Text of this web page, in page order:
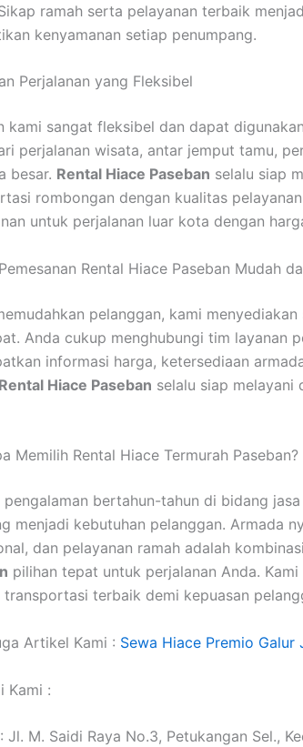
ramah serta pelayanan terbaik
kenyamanan setiap penumpang.
Perjalanan yang Fleksibel
kami sangat fleksibel dan dapat
perjalanan wisata, antar jemput tamu,
besar. Rental Hiace Paseban selalu siap
rombongan dengan kualitas
untuk perjalanan luar kota dengan
Rental Hiace Paseban Mudah
pelanggan, kami
Anda cukup menghubungi tim layanan
informasi harga, ketersediaan
Rental Hiace Paseban selalu siap melayani
Memilih Rental Hiace Termurah Paseban?
pengalaman bertahun-tahun di bidang
menjadi kebutuhan pelanggan. Armada
dan pelayanan ramah adalah
pilihan tepat untuk perjalanan Anda.
transportasi terbaik demi kepuasan
Artikel Kami : Sewa Hiace Premio
Kami :
Jl. M. Saidi Raya No.3, Petukangan Sel.,